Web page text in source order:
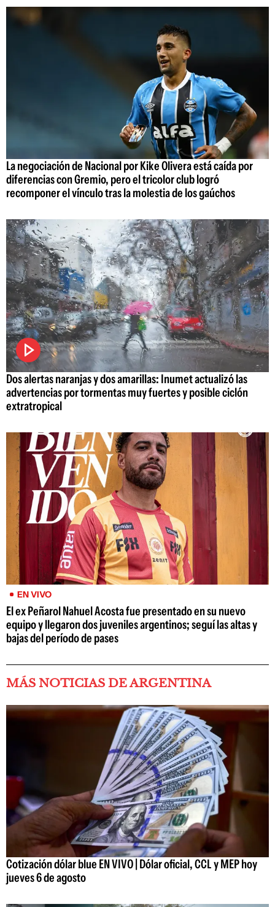
La negociación de Nacional por Kike Olivera está caída por
diferencias con Gremio, pero el tricolor club logró
recomponer el vínculo tras la molestia de los gaúchos
Dos alertas naranjas y dos amarillas: Inumet actualizó las
advertencias por tormentas muy fuertes y posible ciclón
extratropical
EN VIVO
El ex Peñarol Nahuel Acosta fue presentado en su nuevo
equipo y llegaron dos juveniles argentinos; seguí las altas y
bajas del período de pases
MÁS NOTICIAS DE ARGENTINA
Cotización dólar blue EN VIVO | Dólar oficial, CCL y MEP hoy
jueves 6 de agosto